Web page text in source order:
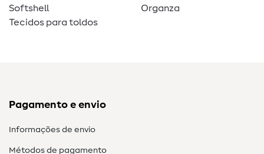
Softshell
Tecidos para toldos
Organza
Pagamento e envio
Informações de envio
Métodos de pagamento